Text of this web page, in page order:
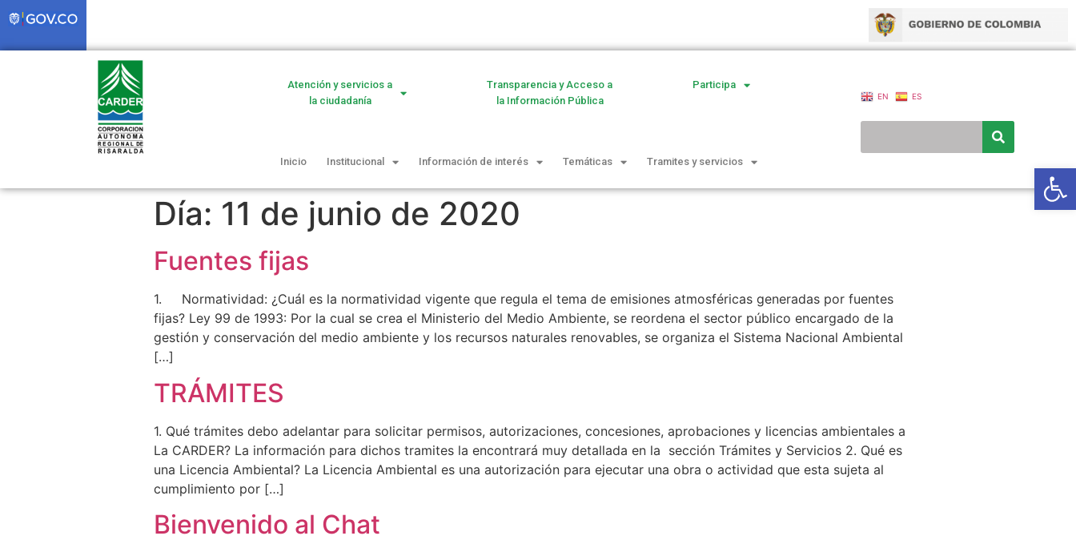
Atención y servicios a
la ciudadanía
Transparencia y Acceso a
la Información Pública
Participa
Inicio Institucional Información de interés Temáticas Tramites y servicios
EN ES
Día: 11 de junio de 2020
Fuentes fijas
1. Normatividad: ¿Cuál es la normatividad vigente que regula el tema de emisiones atmosféricas generadas por fuentes
fijas? Ley 99 de 1993: Por la cual se crea el Ministerio del Medio Ambiente, se reordena el sector público encargado de la
gestión y conservación del medio ambiente y los recursos naturales renovables, se organiza el Sistema Nacional Ambiental
[…]
TRÁMITES
1. Qué trámites debo adelantar para solicitar permisos, autorizaciones, concesiones, aprobaciones y licencias ambientales a
La CARDER? La información para dichos tramites la encontrará muy detallada en la sección Trámites y Servicios 2. Qué es
una Licencia Ambiental? La Licencia Ambiental es una autorización para ejecutar una obra o actividad que esta sujeta al
cumplimiento por […]
Bienvenido al Chat